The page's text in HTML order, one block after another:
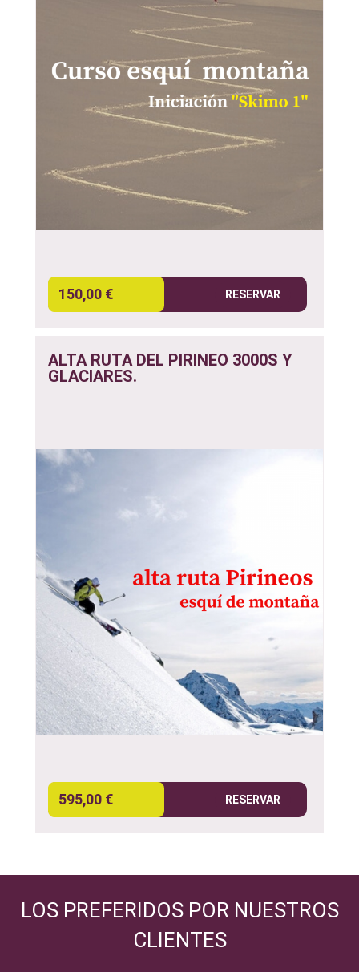
150,00 € RESERVAR
ALTA RUTA DEL PIRINEO 3000S Y
GLACIARES.
595,00 € RESERVAR
LOS PREFERIDOS POR NUESTROS
CLIENTES